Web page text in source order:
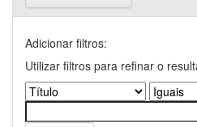
Adicionar filtros:
Utilizar filtros para refinar o